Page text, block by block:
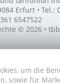
um die
sowie für
Erfurt • Tel.:
6547522
© 2026 • tbb